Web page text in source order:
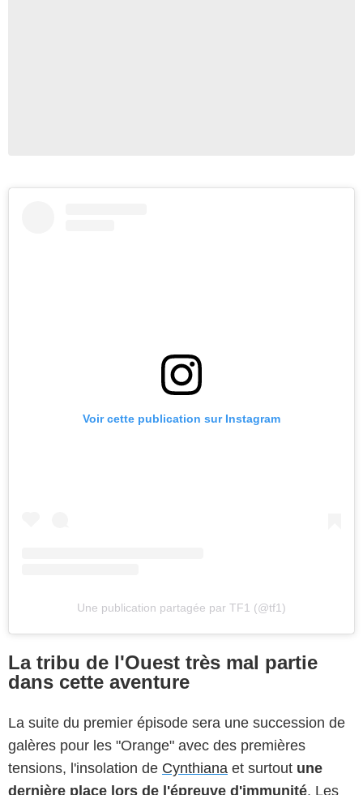
Voir cette publication sur Instagram
Une publication partagée par TF1 (@tf1)
La tribu de l'Ouest très mal partie
dans cette aventure
La suite du premier épisode sera une succession de
galères pour les "Orange" avec des premières
tensions, l'insolation de Cynthiana et surtout une
dernière place lors de l'épreuve d'immunité. Les